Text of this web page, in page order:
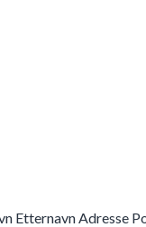
Etternavn Adresse